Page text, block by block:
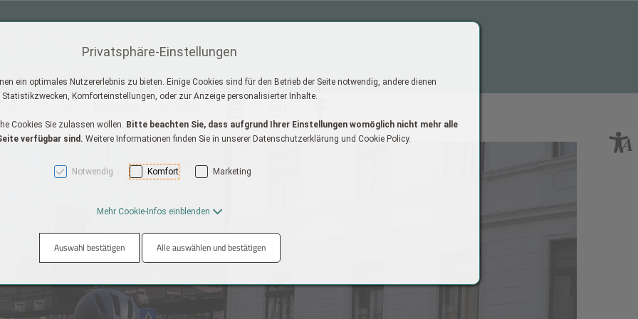
+ 2]
Klimaschutz
neue ArtPrivatsphäre-Einstellungen
ein optimales Nutzererlebnis zu bieten. Einige Cookies sind für den Betrieb der Seite notwendig, andere dienen
Statistikzwecken, Komforteinstellungen, oder zur Anzeige personalisierter Inhalte.
Cookies Sie zulassen wollen. Bitte beachten Sie, dass aufgrund Ihrer Einstellungen womöglich nicht mehr alle
verfügbar sind. Weitere Informationen finden Sie in unserer Datenschutzerklärung und Cookie Policy.
Notwendig Komfort Marketing
Mehr Cookie-Infos einblenden
Auswahl bestätigen Alle auswählen und bestätigen